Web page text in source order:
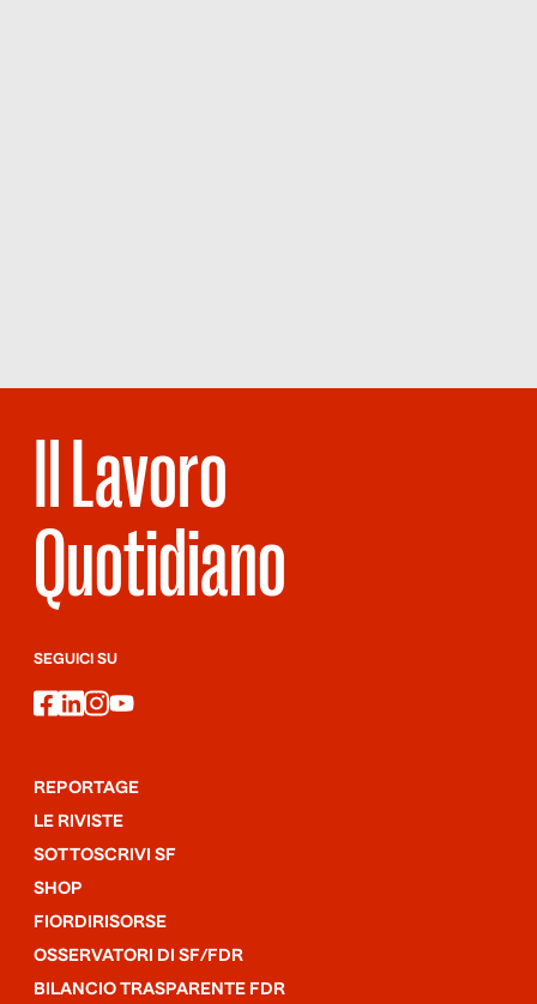
Il Lavoro
Quotidiano
SEGUICI SU
facebook
linkedin
instagram
youtube
REPORTAGE
LE RIVISTE
SOTTOSCRIVI SF
SHOP
FIORDIRISORSE
OSSERVATORI DI SF/FDR
BILANCIO TRASPARENTE FDR